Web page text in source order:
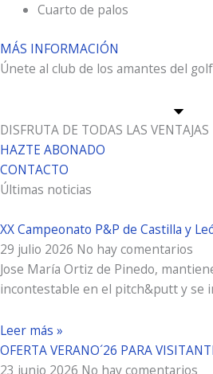
Cuarto de palos
MÁS INFORMACIÓN
Únete al club de los amantes del golf
DISFRUTA DE TODAS LAS VENTAJAS
HAZTE ABONADO
CONTACTO
Últimas noticias
XX Campeonato P&P de Castilla y
29 julio 2026 No hay comentarios
Jose María Ortiz de Pinedo,
incontestable en el pitch&putt y se
Leer más »
OFERTA VERANO´26 PARA
23 junio 2026 No hay comentarios